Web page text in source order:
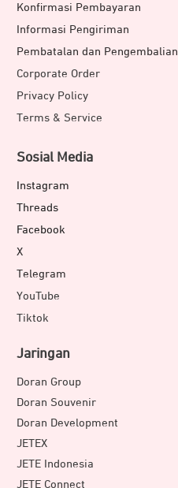
Konfirmasi Pembayaran
Informasi Pengiriman
Pembatalan dan Pengembalian
Corporate Order
Privacy Policy
Terms & Service
Sosial Media
Instagram
Threads
Facebook
X
Telegram
YouTube
Tiktok
Jaringan
Doran Group
Doran Souvenir
Doran Development
JETEX
JETE Indonesia
JETE Connect